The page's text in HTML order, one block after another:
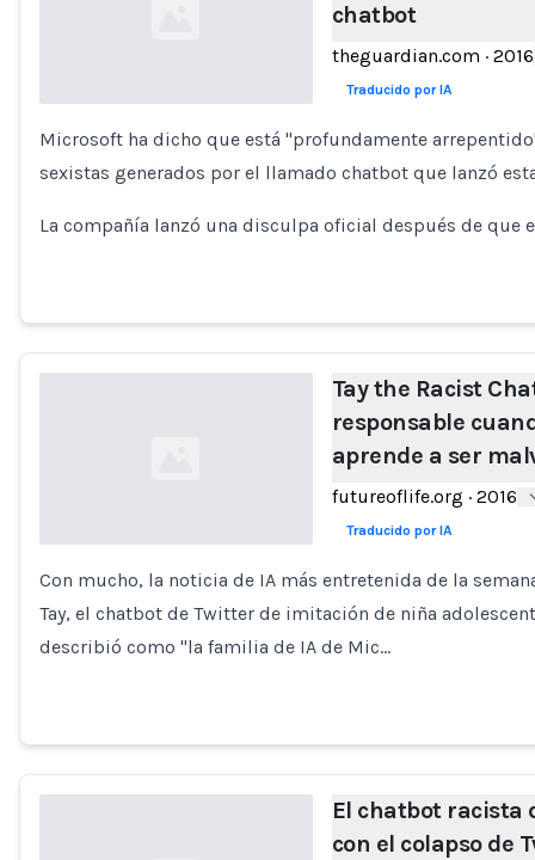
chatbot
theguardian.com · 2016
Traducido por IA
Microsoft ha dicho que está "profundamente
sexistas generados por el llamado chatbot que lanzó
La compañía lanzó una disculpa oficial después de que
Tay the Racist
responsable
aprende a ser
futureoflife.org · 2016
Traducido por IA
Con mucho, la noticia de IA más entretenida de la
Tay, el chatbot de Twitter de imitación de niña
describió como "la familia de IA de Mic…
El chatbot racista
con el colapso de